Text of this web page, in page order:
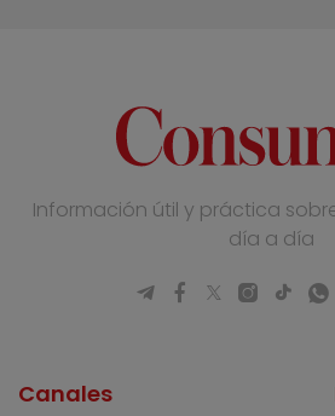
Información útil y práctica
día a día
Canales